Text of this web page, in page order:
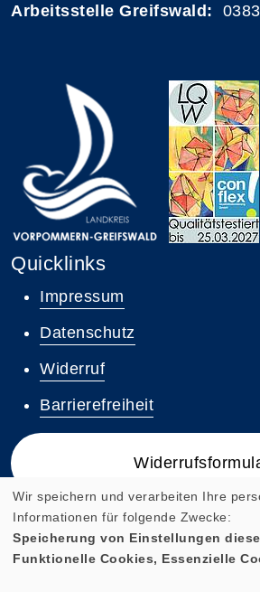
Arbeitsstelle Greifswald:
Quicklinks
Impressum
Datenschutz
Widerruf
Barrierefreiheit
Cookie Einstellungen
Wir speichern und verarbeiten Ihre
Informationen für folgende Zwecke:
Speicherung von Einstellungen
Funktionelle Cookies, Essenzielle